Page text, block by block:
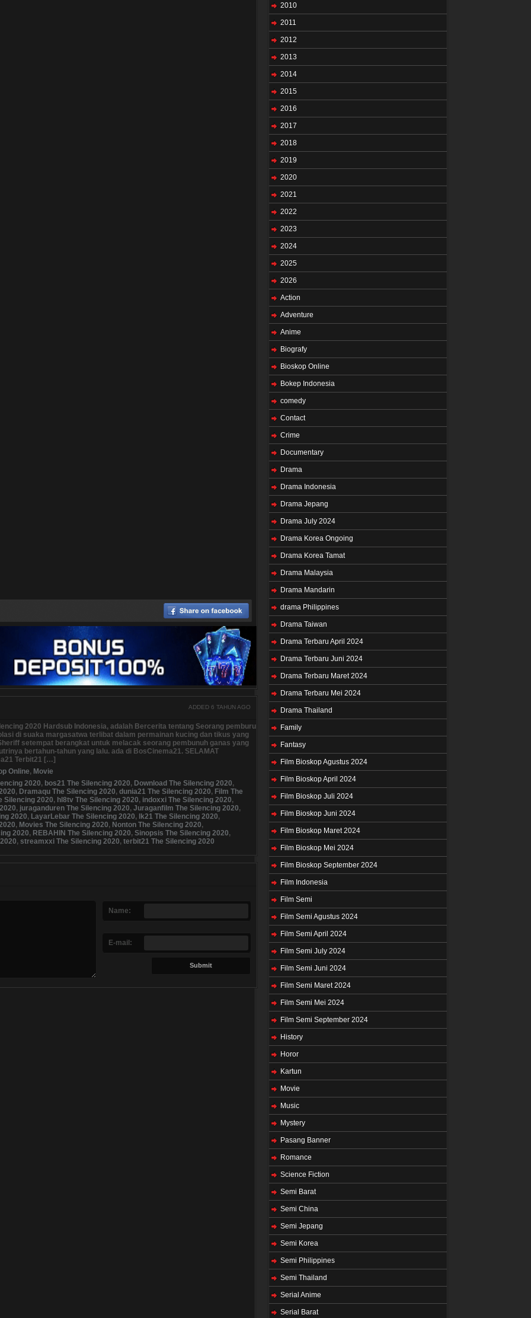
ADDED 6 TAHUN AGO
2020 Hardsub Indonesia, adalah Bercerita tentang Seorang pemburu
di suaka margasatwa terlibat dalam permainan kucing dan tikus yang
setempat berangkat untuk melacak seorang pembunuh ganas yang
bertahun-tahun yang lalu. ada di BosCinema21. SELAMAT
Terbit21 […]
Online, Movie
2020, bos21 The Silencing 2020, Download The Silencing 2020,
, Dramaqu The Silencing 2020, dunia21 The Silencing 2020, Film The
Silencing 2020, hl8tv The Silencing 2020, indoxxi The Silencing 2020,
, juraganduren The Silencing 2020, Juraganfilm The Silencing 2020,
2020, LayarLebar The Silencing 2020, lk21 The Silencing 2020,
, Movies The Silencing 2020, Nonton The Silencing 2020,
2020, REBAHIN The Silencing 2020, Sinopsis The Silencing 2020,
, streamxxi The Silencing 2020, terbit21 The Silencing 2020
Name:
E-mail:
2010
2011
2012
2013
2014
2015
2016
2017
2018
2019
2020
2021
2022
2023
2024
2025
2026
Action
Adventure
Anime
Biografy
Bioskop Online
Bokep Indonesia
comedy
Contact
Crime
Documentary
Drama
Drama Indonesia
Drama Jepang
Drama July 2024
Drama Korea Ongoing
Drama Korea Tamat
Drama Malaysia
Drama Mandarin
drama Philippines
Drama Taiwan
Drama Terbaru April 2024
Drama Terbaru Juni 2024
Drama Terbaru Maret 2024
Drama Terbaru Mei 2024
Drama Thailand
Family
Fantasy
Film Bioskop Agustus 2024
Film Bioskop April 2024
Film Bioskop Juli 2024
Film Bioskop Juni 2024
Film Bioskop Maret 2024
Film Bioskop Mei 2024
Film Bioskop September 2024
Film Indonesia
Film Semi
Film Semi Agustus 2024
Film Semi April 2024
Film Semi July 2024
Film Semi Juni 2024
Film Semi Maret 2024
Film Semi Mei 2024
Film Semi September 2024
History
Horor
Kartun
Movie
Music
Mystery
Pasang Banner
Romance
Science Fiction
Semi Barat
Semi China
Semi Jepang
Semi Korea
Semi Philippines
Semi Thailand
Serial Anime
Serial Barat